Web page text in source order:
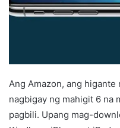
Ang Amazon, ang higante
nagbigay ng mahigit 6 na
pagbili. Upang mag-